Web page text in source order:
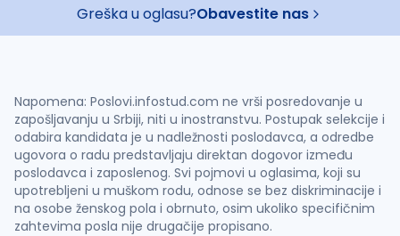
Greška u oglasu?Obavestite nas
Napomena: Poslovi.infostud.com ne vrši posredovanje u
zapošljavanju u Srbiji, niti u inostranstvu. Postupak selekcije i
odabira kandidata je u nadležnosti poslodavca, a odredbe
ugovora o radu predstavljaju direktan dogovor između
poslodavca i zaposlenog. Svi pojmovi u oglasima, koji su
upotrebljeni u muškom rodu, odnose se bez diskriminacije i
na osobe ženskog pola i obrnuto, osim ukoliko specifičnim
zahtevima posla nije drugačije propisano.